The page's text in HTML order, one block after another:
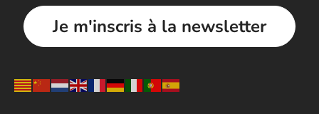
Je m'inscris à la newsletter